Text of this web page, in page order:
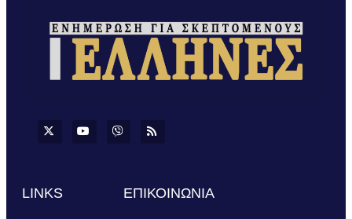
LINKS ΕΠΙΚΟΙΝΩΝΙΑ